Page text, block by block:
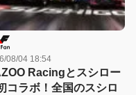
08/04 18:54
Racingとスシロー
コラボ！全国のスシロ